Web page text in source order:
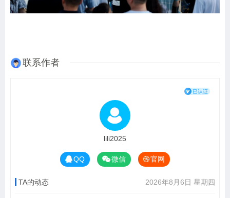
联系作者
lili2025
QQ 微信 官网
TA的动态 2026年8月6日 星期四